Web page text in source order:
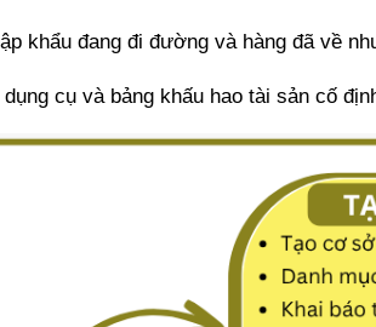
khẩu đang đi đường và hàng đã về
cụ và bảng khấu hao tài sản cố